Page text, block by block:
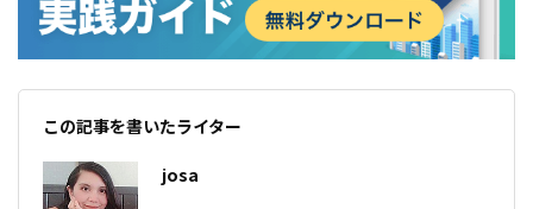
この記事を書いたライター
josa